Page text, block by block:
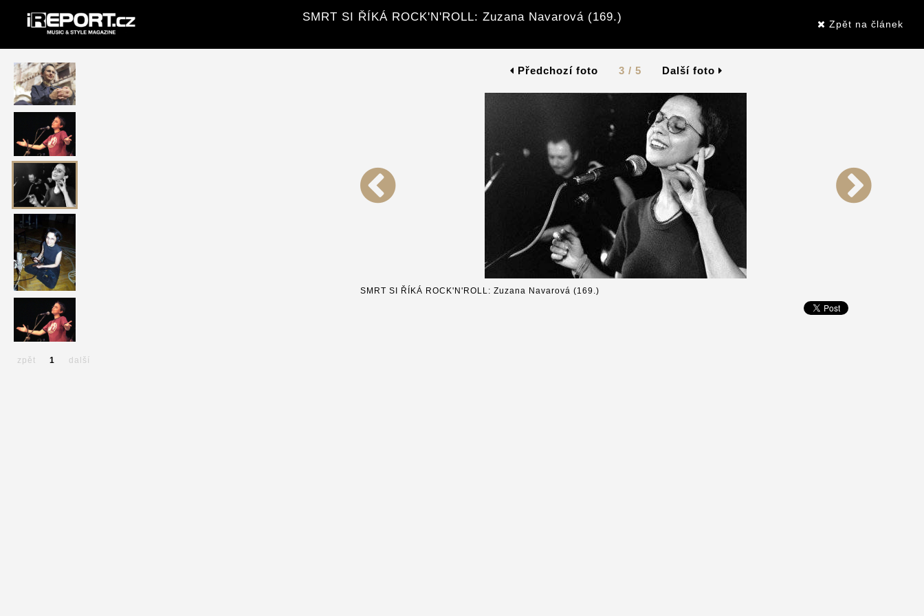
SMRT SI ŘÍKÁ ROCK'N'ROLL: Zuzana Navarová (169.)
Zpět na článek
Předchozí foto 3 / 5 Další foto
SMRT SI ŘÍKÁ ROCK'N'ROLL: Zuzana Navarová (169.)
zpět 1 další